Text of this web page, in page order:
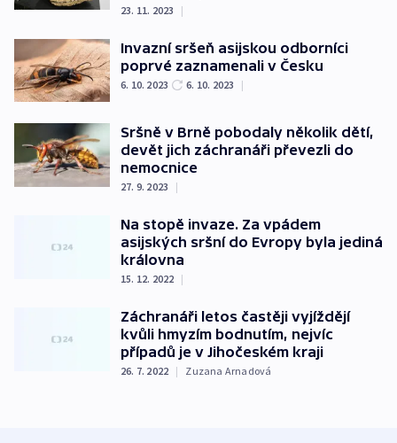
23. 11. 2023 |
Invazní sršeň asijskou odborníci
poprvé zaznamenali v Česku
6. 10. 2023 6. 10. 2023 |
Sršně v Brně pobodaly několik dětí,
devět jich záchranáři převezli do
nemocnice
27. 9. 2023 |
Na stopě invaze. Za vpádem
asijských sršní do Evropy byla jediná
královna
15. 12. 2022 |
Záchranáři letos častěji vyjíždějí
kvůli hmyzím bodnutím, nejvíc
případů je v Jihočeském kraji
26. 7. 2022 | Zuzana Arnadová